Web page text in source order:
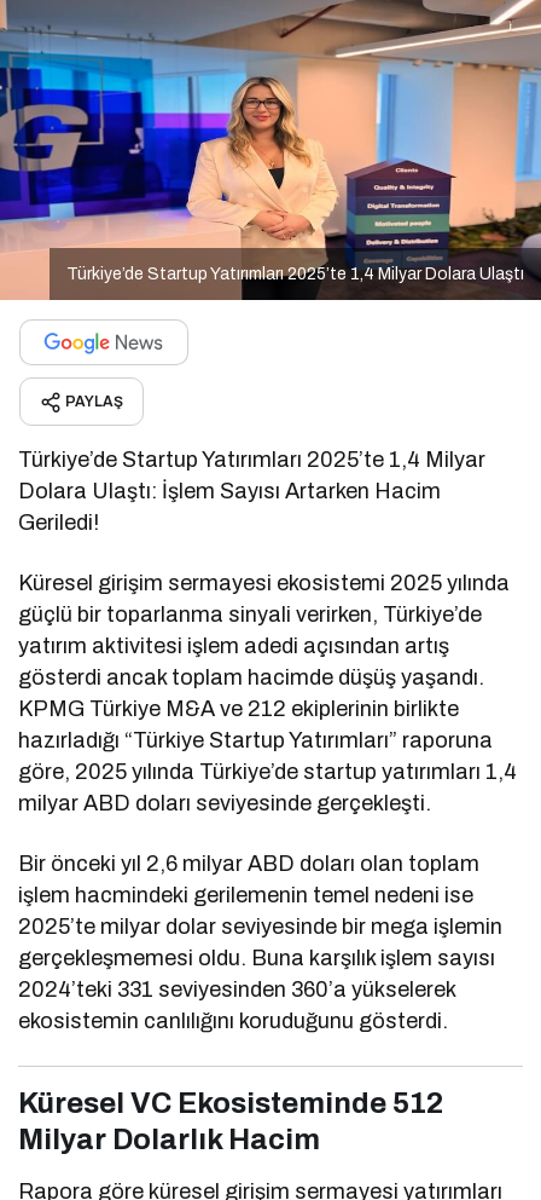
Türkiye’de Startup Yatırımları 2025’te 1,4 Milyar Dolara Ulaştı
PAYLAŞ
Türkiye’de Startup Yatırımları 2025’te 1,4 Milyar
Dolara Ulaştı: İşlem Sayısı Artarken Hacim
Geriledi!
Küresel girişim sermayesi ekosistemi 2025 yılında
güçlü bir toparlanma sinyali verirken, Türkiye’de
yatırım aktivitesi işlem adedi açısından artış
gösterdi ancak toplam hacimde düşüş yaşandı.
KPMG Türkiye M&A ve 212 ekiplerinin birlikte
hazırladığı “Türkiye Startup Yatırımları” raporuna
göre, 2025 yılında Türkiye’de startup yatırımları 1,4
milyar ABD doları seviyesinde gerçekleşti.
Bir önceki yıl 2,6 milyar ABD doları olan toplam
işlem hacmindeki gerilemenin temel nedeni ise
2025’te milyar dolar seviyesinde bir mega işlemin
gerçekleşmemesi oldu. Buna karşılık işlem sayısı
2024’teki 331 seviyesinden 360’a yükselerek
ekosistemin canlılığını koruduğunu gösterdi.
Küresel VC Ekosisteminde 512
Milyar Dolarlık Hacim
Rapora göre küresel girişim sermayesi yatırımları